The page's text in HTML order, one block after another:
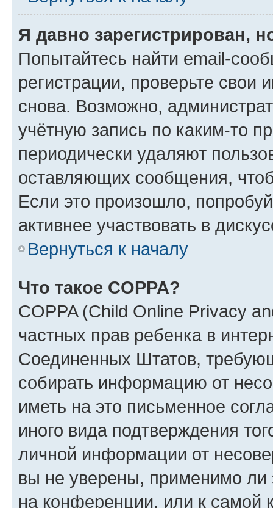
Я давно зарегистрирован,
Попытайтесь найти email-
регистрации, проверьте свои
снова. Возможно,
учётную запись по каким-то
периодически удаляют
оставляющих сообщения,
Если это произошло,
активнее участвовать в
Вернуться к началу
Что такое COPPA?
COPPA (Child Online Privacy
частных прав ребенка в
Соединенных Штатов,
собирать информацию от
иметь на это письменное
иного вида подтверждения
личной информации от
вы не уверены, применимо ли
на конференции, или к самой